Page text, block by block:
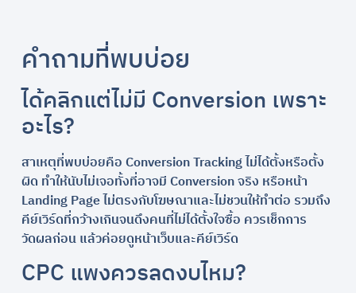
คำถามที่พบบ่อย
ได้คลิกแต่ไม่มี Conversion เพราะ
อะไร?
สาเหตุที่พบบ่อยคือ Conversion Tracking ไม่ได้ตั้งหรือตั้ง
ผิด ทำให้นับไม่เจอทั้งที่อาจมี Conversion จริง หรือหน้า
Landing Page ไม่ตรงกับโฆษณาและไม่ชวนให้ทำต่อ รวมถึง
คีย์เวิร์ดที่กว้างเกินจนดึงคนที่ไม่ได้ตั้งใจซื้อ ควรเช็กการ
วัดผลก่อน แล้วค่อยดูหน้าเว็บและคีย์เวิร์ด
CPC แพงควรลดงบไหม?